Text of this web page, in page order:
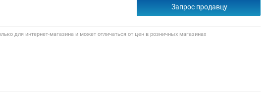
Запрос продавцу
для интернет-магазина и может отличаться от цен в розничных магазинах